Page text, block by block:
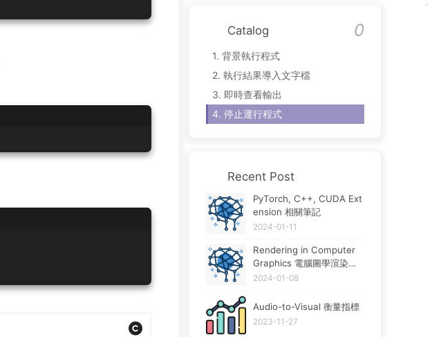
Catalog
1. 背景執行程式
2. 執行結果導入文字檔
3. 即時查看輸出
4. 停止運行程式
Recent Post
PyTorch, C++, CUDA Ext
ension 相關筆記
2024-01-11
Rendering in Computer
Graphics 電腦圖學渲染技
術相關筆記 ft. ray tracing,
g, rasterization
2024-01-08
Audio-to-Visual 衡量指標
2023-11-27